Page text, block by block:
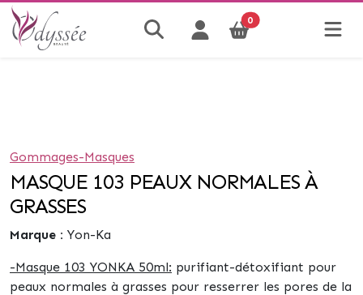
0
Gommages-Masques
MASQUE 103 PEAUX NORMALES À
GRASSES
Marque : Yon-Ka
-Masque 103 YONKA 50ml: purifiant-détoxifiant pour
peaux normales à grasses pour resserrer les pores de la